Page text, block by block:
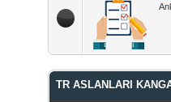
TR ASLANLARI